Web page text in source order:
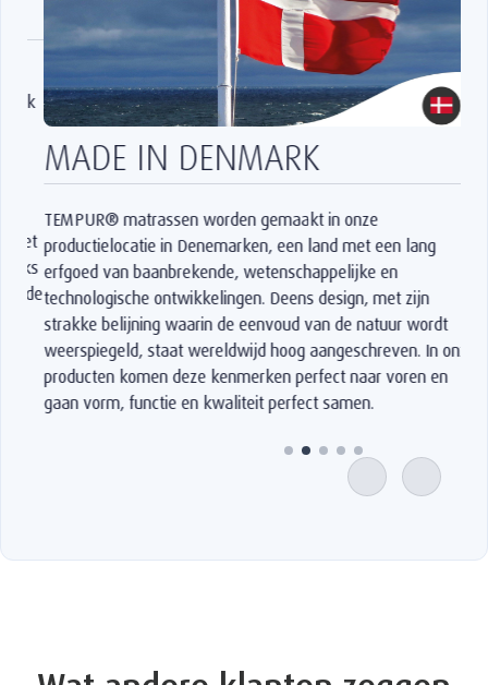
MADE IN DENMARK
TEMPUR® matrassen worden gemaakt in onze
productielocatie in Denemarken, een land met een lang
erfgoed van baanbrekende, wetenschappelijke en
technologische ontwikkelingen. Deens design, met zijn
strakke belijning waarin de eenvoud van de natuur wordt
weerspiegeld, staat wereldwijd hoog aangeschreven. In onze
producten komen deze kenmerken perfect naar voren en
gaan vorm, functie en kwaliteit perfect samen.